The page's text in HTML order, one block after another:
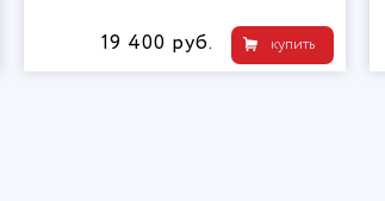
купить
19 400 руб.